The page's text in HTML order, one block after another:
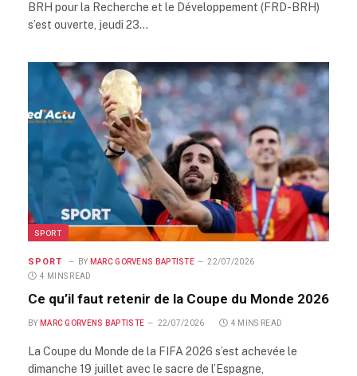
BRH pour la Recherche et le Développement (FRD-BRH)
s’est ouverte, jeudi 23…
SPORT
SPORT BY MARC GORVENS BAPTISTE
22/07/2026
4 MINS READ
Ce qu’il faut retenir de la Coupe du Monde 2026
BY MARC GORVENS BAPTISTE 22/07/2026 4 MINS READ
La Coupe du Monde de la FIFA 2026 s’est achevée le
dimanche 19 juillet avec le sacre de l’Espagne,